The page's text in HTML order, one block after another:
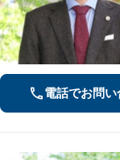
電話でお問い